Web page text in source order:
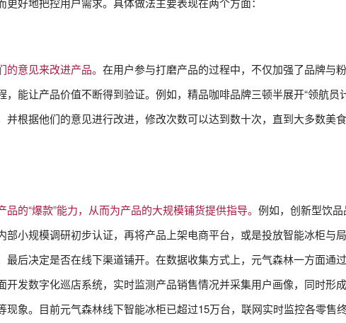
意见来改进产品。 在用户参与打磨产品的过程中，不仅加强了品牌与
能让产品价值不断得到验证。例如，精品咖啡品牌三顿半展开“领航员
根据他们的意见进行改进，修改次数可以达到数十次，直到大多数美
的“爆款”能力，从而为产品的大规模铺货提供指导。 例如，创新型饮
小规模调研初步认证，再将产品上架电商平台，或是投放智能冰柜与
后决定是否在线下渠道铺开。在数据收集方式上，元气森林一方面通
发数字化巡店系统，实时监测产品销售情况并采集用户画像，同时形
象。目前元气森林线下智能冰柜已超过15万台，联网实时监控各零售